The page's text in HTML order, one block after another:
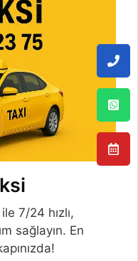
7/24 hızlı,
sağlayın. En